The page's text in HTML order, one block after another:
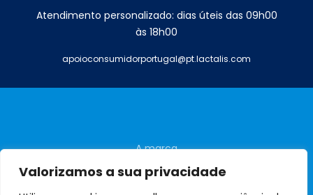
Valorizamos a sua privacidade
Atendimento personalizado: dias úteis das 09h00
às 18h00
apoioconsumidorportugal@pt.lactalis.com
A marca
Perguntas frequentes
Contactos